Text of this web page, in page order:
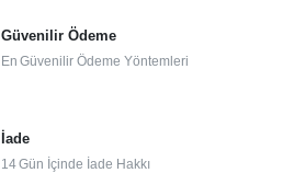
Güvenilir Ödeme
En Güvenilir Ödeme Yöntemleri
İade
14 Gün İçinde İade Hakkı